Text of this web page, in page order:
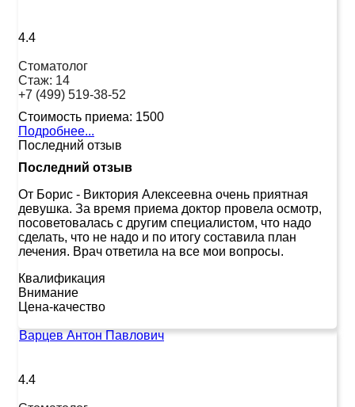
4.4
Стоматолог
Стаж: 14
+7 (499) 519-38-52
Стоимость приема: 1500
Подробнее...
Последний отзыв
Последний отзыв
От Борис - Виктория Алексеевна очень приятная
девушка. За время приема доктор провела осмотр,
посоветовалась с другим специалистом, что надо
сделать, что не надо и по итогу составила план
лечения. Врач ответила на все мои вопросы.
Квалификация
Внимание
Цена-качество
Варцев Антон Павлович
4.4